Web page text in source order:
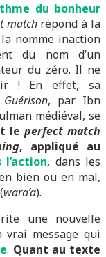
du bonheur
match répond à la
nomme inaction
du nom d’un
du zéro. Il ne
! En effet, sa
, par Ibn
médiéval, se
le perfect match
, appliqué au
, dans les
bien ou en mal,
wara’a).
une nouvelle
message qui
. Quant au texte